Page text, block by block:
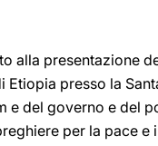
alla presentazione
presso la
e del governo e del
per la pace